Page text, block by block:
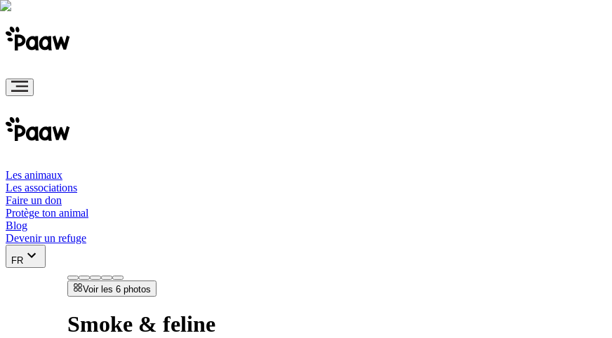
Les animaux
Les associations
Faire un don
Protège ton animal
Blog
Devenir un refuge
FR
Voir les 6 photos
Smoke & feline